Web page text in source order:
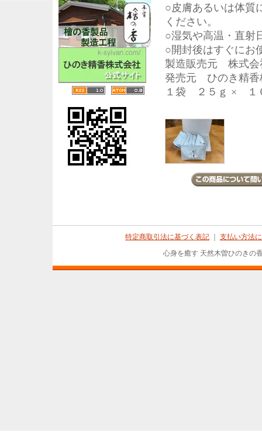
○皮膚あるいは体質
ください。
○湿気や高温・直射
○開封後はすぐにお
製造販売元 株式会
発売元 ひのき精香
１袋 ２５ｇ × １
特定商取引法に基づく表記
支払い方法
心身を癒す 天然木曽ひのきの